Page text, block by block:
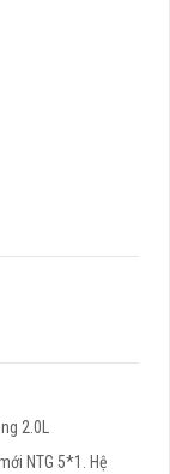
2.0L
NTG 5*1. Hệ